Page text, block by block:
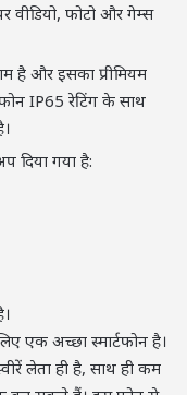
वीडियो, फोटो और गेम्स
है और इसका प्रीमियम
IP65 रेटिंग के साथ
दिया गया है:
एक अच्छा स्मार्टफोन है।
लेता ही है, साथ ही कम